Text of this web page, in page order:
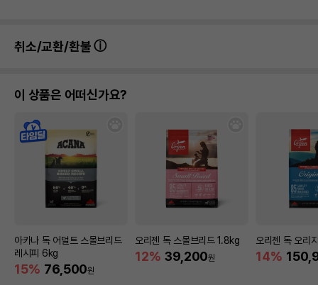
취소/교환/환불
이 상품은 어떠신가요?
아카나 독 어덜트 스몰브리드
레시피 6kg
15% 76,500원
오리젠 독 스몰브리드 1.8kg
12% 39,200원
오리젠 독 오리
14%